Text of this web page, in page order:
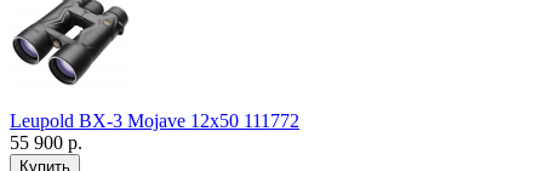
Leupold BX-3 Mojave 12x50 111772
55 900 р.